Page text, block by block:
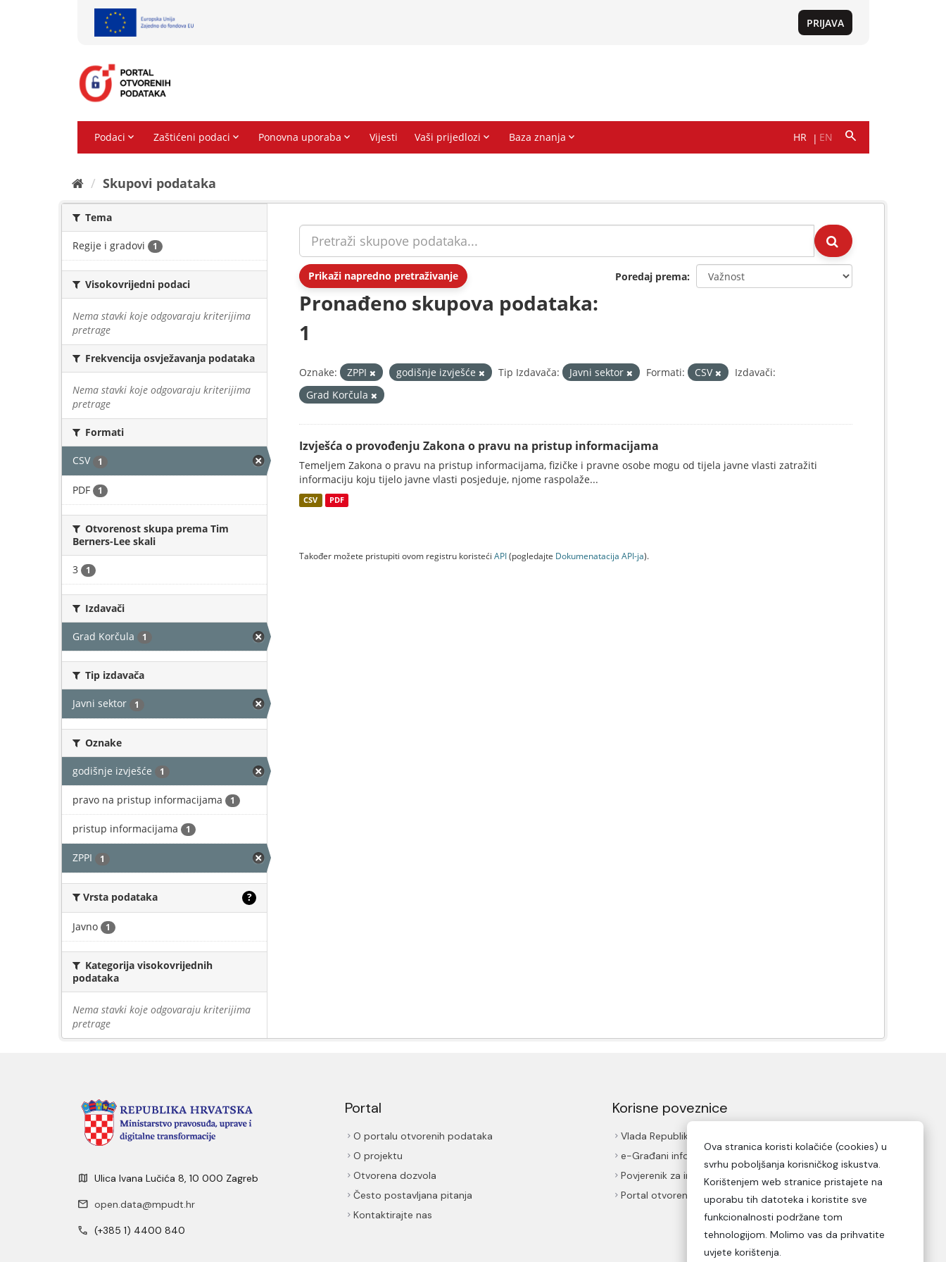
Skupovi podаtаkа
Tema
Regije i gradovi 1
Visokovrijedni podaci
Nema stavki koje odgovaraju kriterijima
pretrage
Frekvencija osvježavanja podataka
Nema stavki koje odgovaraju kriterijima
pretrage
Formati
CSV 1
PDF 1
Otvorenost skupa prema Tim
Berners-Lee skali
3 1
Izdavači
Grad Korčula 1
Tip izdavača
Javni sektor 1
Oznake
godišnje izvješće 1
pravo na pristup informacijama 1
pristup informacijama 1
ZPPI 1
Vrsta podataka ?
Javno 1
Kategorija visokovrijednih
podataka
Nema stavki koje odgovaraju kriterijima
pretrage
Prikaži napredno pretraživanje Poredaj prema
Pronađeno skupova podataka:
1
Oznake: ZPPI godišnje izvješće Tip Izdavača: Javni sektor Formati: CSV
Izdavači:
Grad Korčula
Izvješća o provođenju Zakona o pravu na pristup informacijama
Temeljem Zakona o pravu na pristup informacijama, fizičke i pravne osobe mogu od tijela javne vlasti zatražiti
informaciju koju tijelo javne vlasti posjeduje, njome raspolaže...
CSV PDF
Također možete pristupiti ovom registru koristeći API(pogledajte Dokumenаtаcijа API-jа).